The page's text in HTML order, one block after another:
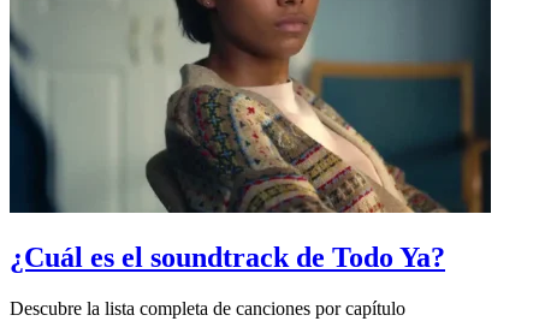
¿Cuál es el soundtrack de Todo Ya?
Descubre la lista completa de canciones por capítulo